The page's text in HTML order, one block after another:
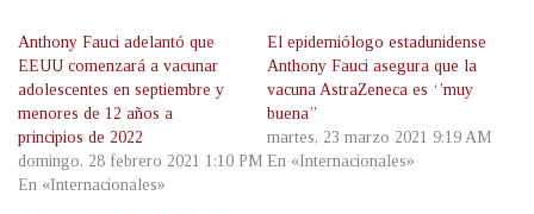
Anthony Fauci adelantó que
EEUU comenzará a vacunar
adolescentes en septiembre y
menores de 12 años a
principios de 2022
domingo, 28 febrero 2021 1:10 PM
En «Internacionales»
El epidemiólogo estadunidense
Anthony Fauci asegura que la
vacuna AstraZeneca es ‘’muy
buena’’
martes, 23 marzo 2021 9:19 AM
En «Internacionales»